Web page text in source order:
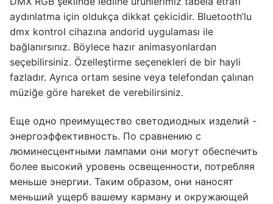
aydınlatma için oldukça dikkat çekicidir. Bluetooth’lu
dmx kontrol cihazına andorid uygulaması ile
bağlanırsınız. Böylece hazır animasyonlardan
seçebilirsiniz. Özelleştirme seçenekleri de bir hayli
fazladır. Ayrıca ortam sesine veya telefondan çalınan
müziğe göre hareket de verebilirsiniz.
Еще одно преимущество светодиодных изделий -
энергоэффективность. По сравнению с
люминесцентными лампами они могут обеспечить
более высокий уровень освещенности, потребляя
меньше энергии. Таким образом, они наносят
меньший ущерб вашему карману и окружающей